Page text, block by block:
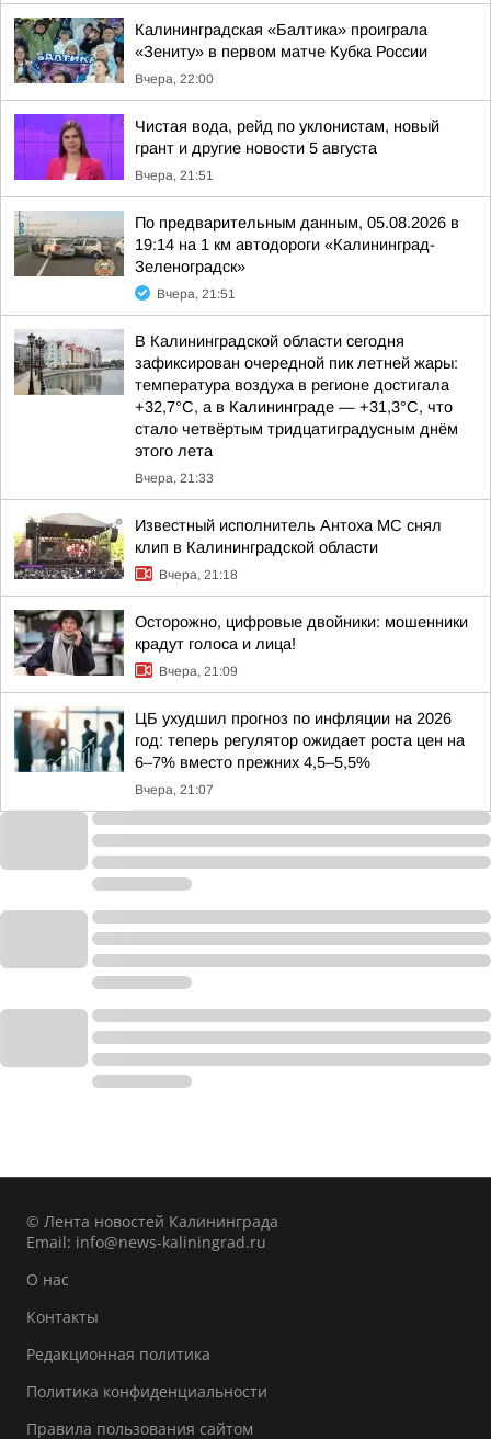
Калининградская «Балтика» проиграла
«Зениту» в первом матче Кубка России
Вчера, 22:00
Чистая вода, рейд по уклонистам, новый
грант и другие новости 5 августа
Вчера, 21:51
По предварительным данным, 05.08.2026 в
19:14 на 1 км автодороги «Калининград-
Зеленоградск»
Вчера, 21:51
В Калининградской области сегодня
зафиксирован очередной пик летней жары:
температура воздуха в регионе достигала
+32,7°С, а в Калининграде — +31,3°С, что
стало четвёртым тридцатиградусным днём
этого лета
Вчера, 21:33
Известный исполнитель Антоха МС снял
клип в Калининградской области
Вчера, 21:18
Осторожно, цифровые двойники: мошенники
крадут голоса и лица!
Вчера, 21:09
ЦБ ухудшил прогноз по инфляции на 2026
год: теперь регулятор ожидает роста цен на
6–7% вместо прежних 4,5–5,5%
Вчера, 21:07
© Лента новостей Калининграда
Email: info@news-kaliningrad.ru
О нас
Контакты
Редакционная политика
Политика конфиденциальности
Правила пользования сайтом